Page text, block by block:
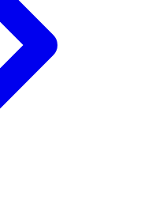
존에 알려지지 않았던 잡
인생 퍼즐 조각을 완성합
되었는지, 잡스가 어떻게
들에게는 필독서입니다.
입하는 것을 좋아하는 분들
고 고통받는 과정에서 위대
자체로 강력한 서스펜스와
독자층에게 깊은 영감을 줄
천합니다.